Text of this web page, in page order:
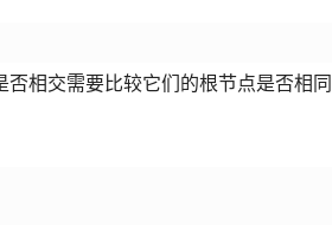
相交需要比较它们的根节点是否相